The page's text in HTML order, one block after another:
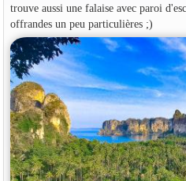
trouve aussi une falaise avec paroi
offrandes un peu particulières ;)